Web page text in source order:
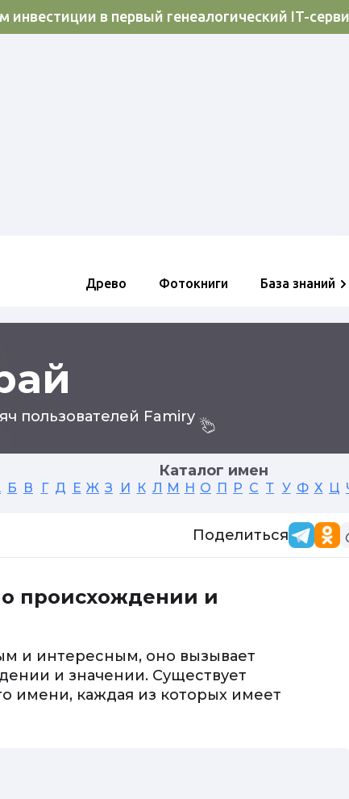
инвестиции в первый генеалогический IT-
Древо Фотокниги База знаний
пользователей Famiry
Каталог имен
Б В Г Д Е Ж З И К Л М Н О П Р С Т У Ф Х Ц
Поделиться
происхождении и
и интересным, оно вызывает
и значении. Существует
имени, каждая из которых имеет